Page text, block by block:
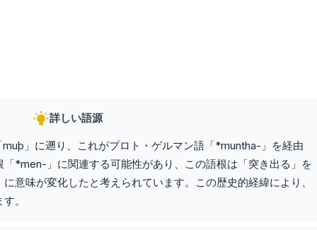
詳しい語源
」に遡り、これがプロト・ゲルマン語「*muntha-」を経由
「*men-」に関連する可能性があり、この語根は「突き出る」を
意味が変化したと考えられています。この歴史的経緯により、
。